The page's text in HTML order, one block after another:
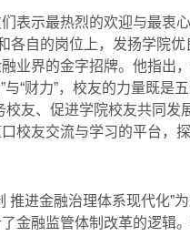
表示最热烈的欢迎与最衷
各自的岗位上，发扬学院
业界的金字招牌。他指出
“财力”，校友的力量既是
友、促进学院校友共同发
校友交流与学习的平台，
推进金融治理体系现代化”
金融监管体制改革的逻辑